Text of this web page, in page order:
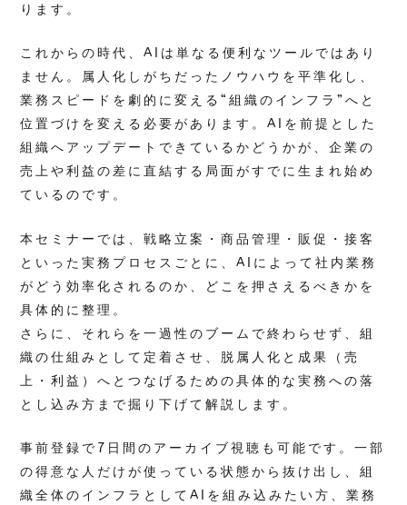
ります。
これからの時代、AIは単なる便利なツールではあり
ません。属人化しがちだったノウハウを平準化し、
業務スピードを劇的に変える“組織のインフラ”へと
位置づけを変える必要があります。AIを前提とした
組織へアップデートできているかどうかが、企業の
売上や利益の差に直結する局面がすでに生まれ始め
ているのです。
本セミナーでは、戦略立案・商品管理・販促・接客
といった実務プロセスごとに、AIによって社内業務
がどう効率化されるのか、どこを押さえるべきかを
具体的に整理。
さらに、それらを一過性のブームで終わらせず、組
織の仕組みとして定着させ、脱属人化と成果（売
上・利益）へとつなげるための具体的な実務への落
とし込み方まで掘り下げて解説します。
事前登録で7日間のアーカイブ視聴も可能です。一部
の得意な人だけが使っている状態から抜け出し、組
織全体のインフラとしてAIを組み込みたい方、業務